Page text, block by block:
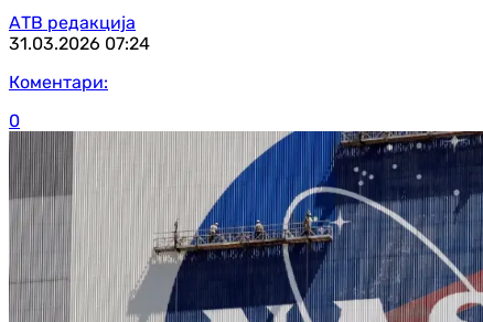
АТВ редакција
31.03.2026 07:24
Коментари:
0